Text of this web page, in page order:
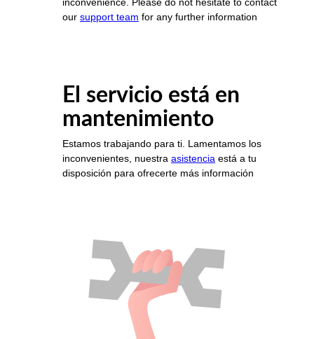
our support team for any further information
El servicio está en
mantenimiento
Estamos trabajando para ti. Lamentamos los
inconvenientes, nuestra asistencia está a tu
disposición para ofrecerte más información